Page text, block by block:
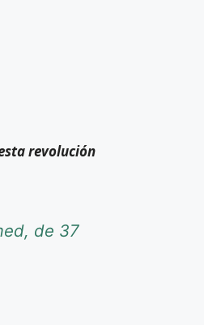
revolución
de 37